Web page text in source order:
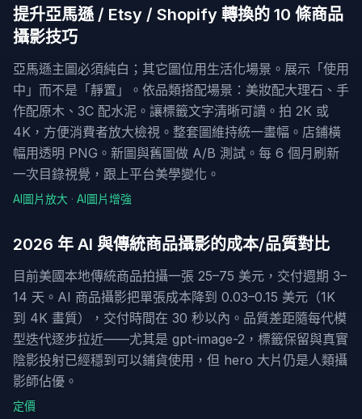
提升亞馬遜 / Etsy / Shopify 轉換的 10 條商品
攝影技巧
亞馬遜主圖必須純白；其它圖位用生活化場景。展示「使用
中」而不是「靜置」。依品類搭配場景：美妝配大理石、手
作配原木、3C 配水泥。讓標籤文字清晰可讀。拍 2K 或
4K，方便消費者放大檢視。整套圖維持統一畫幅。店鋪橫
幅用透明 PNG。新圖與舊圖做 A/B 測試。每 6 個月刷新
一次目錄視覺，跟上平台美學變化。
AI圖片放大 · AI圖片增強
2026 年 AI 與傳統商品攝影的成本/品質對比
目前美國本地傳統商品拍攝一張 25–75 美元，交付週期 3–
14 天。AI 商品攝影把單張成本降到 0.03–0.15 美元（1K
到 4K 畫質），交付時間在 30 秒以內。品質差距隨每代模
型迭代逐步拉近——尤其是 gpt-image-2，標籤保留與真實
陰影投射已經穩到可以鋪貨使用，但 hero 大片仍是人類攝
影師佔優。
定價